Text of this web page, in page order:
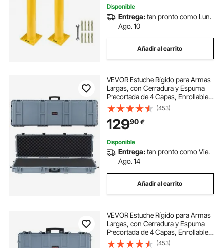
Disponible
Entrega:tan pronto como Lun.
Ago. 10
Añadir al carrito
VEVOR Estuche Rígido para Armas
Largas, con Cerradura y Espuma
Precortada de 4 Capas, Enrollable,
Resistente al Agua IP67 y Polvo,
139,1 x 43,5 x 18,8 cm, Color Gris,
para Viajes en Avión y Tren
(453)
12990€
Disponible
Entrega:tan pronto como Vie.
Ago. 14
Añadir al carrito
VEVOR Estuche Rígido para Armas
Largas, con Cerradura y Espuma
Precortada de 4 Capas, Enrollable,
Resistente al Agua IP67 y Polvo,
(453)